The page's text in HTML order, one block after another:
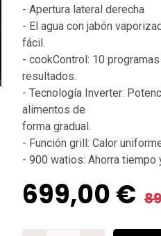
- Apertura lateral derecha
- El agua con jabón
fácil.
- cookControl: 10
resultados.
- Tecnología Inverter:
alimentos de
forma gradual.
- Función grill: Calor
- 900 watios: Ahorra tiempo
699,00€